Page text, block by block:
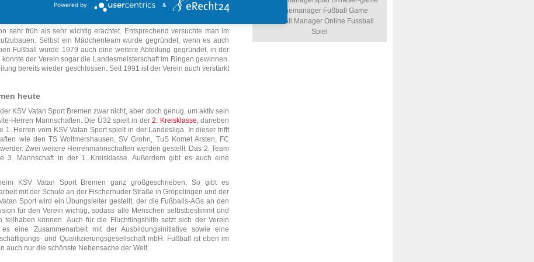
dieser Spielklasse nur drei Jahre an, ehe wieder ein Abstieg folgte.
Bremen in der Landesliga.
sehr früh als sehr wichtig erachtet. Entsprechend versuchte man im
Selbst ein Mädchenteam wurde gegründet, wenn es auch
Fußball wurde 1979 auch eine weitere Abteilung gegründet, in der
der Verein sogar die Landesmeisterschaft im Ringen gewinnen.
bereits wieder geschlossen. Seit 1991 ist der Verein auch verstärkt
heute
KSV Vatan Sport Bremen zwar nicht, aber doch genug, um aktiv sein
Herren Mannschaften. Die Ü32 spielt in der2. Kreisklasse, daneben
1. Herren vom KSV Vatan Sport spielt in der Landesliga. In dieser trifft
wie den TS Woltmershausen, SV Grohn, TuS Komet Arsten, FC
Zwei weitere Herrenmannschaften werden gestellt. Das 2. Team
3. Mannschaft in der 1. Kreisklasse. Außerdem gibt es auch eine
KSV Vatan Sport Bremen ganz großgeschrieben. So gibt es
mit der Schule an der Fischerhuder Straße in Gröpelingen und der
Sport wird ein Übungsleiter gestellt, der die Fußballs-AGs an den
für den Verein wichtig, sodass alle Menschen selbstbestimmt und
teilhaben können. Auch für die Flüchtlingshilfe setzt sich der Verein
eine Zusammenarbeit mit der Ausbildungsinitiative sowie eine
und Qualifizierungsgesellschaft mbH. Fußball ist eben im
auch nur die schönste Nebensache der Welt.
Onlinemanager Fußball Game
Fussball Manager Online Fussball
Spiel
Powered by &